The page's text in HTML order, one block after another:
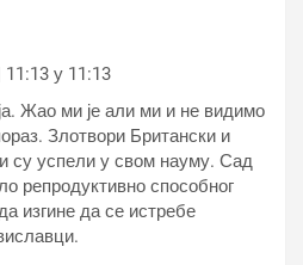
11:13 у 11:13
Жао ми је али ми и не видимо
Злотвори Британски и
су успели у свом науму. Сад
репродуктивно способног
изгине да се истребе